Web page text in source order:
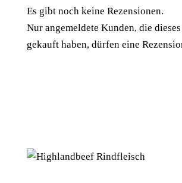
Es gibt noch keine Rezensionen.
Nur angemeldete Kunden, die
gekauft haben, dürfen eine